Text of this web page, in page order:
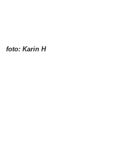
foto: Karin H